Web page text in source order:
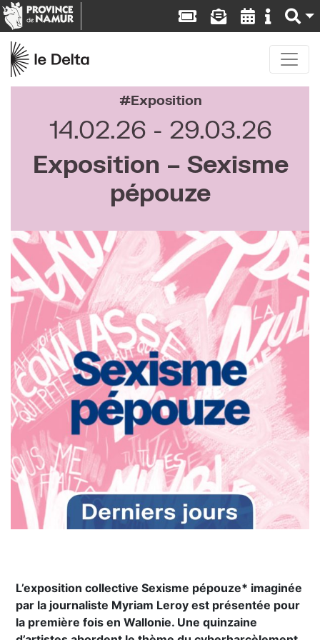
Exposition
14.02.26
29.03.26
Exposition – Sexisme
pépouze
L’exposition collective Sexisme pépouze* imaginée
par la journaliste Myriam Leroy est présentée pour
la première fois en Wallonie. Une quinzaine